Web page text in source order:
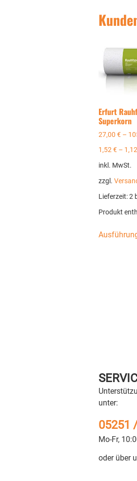
Erfurt
Superkorn
27,00 €–
1,52€– 1,12
inkl. MwSt.
zzgl.
Lieferzeit:2
Produkt
unter:
05251
Mo-Fr,
oder über